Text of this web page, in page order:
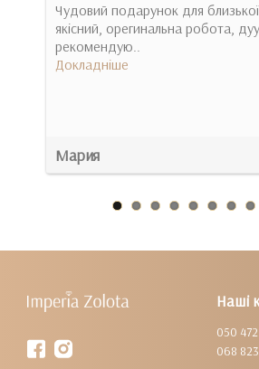
Чудовий подарунок для
якісний, орегинальна робота,
рекомендую..
Докладніше
Мария
Наші
050
068